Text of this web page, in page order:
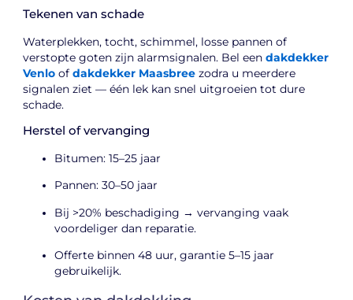
Tekenen van schade
Waterplekken, tocht, schimmel, losse pannen of
verstopte goten zijn alarmsignalen. Bel eendakdekker
Venlo ofdakdekker Maasbree zodra u meerdere
signalen ziet — één lek kan snel uitgroeien tot dure
schade.
Herstel of vervanging
Bitumen: 15–25 jaar
Pannen: 30–50 jaar
Bij >20% beschadiging → vervanging vaak
voordeliger dan reparatie.
Offerte binnen 48 uur, garantie 5–15 jaar
gebruikelijk.